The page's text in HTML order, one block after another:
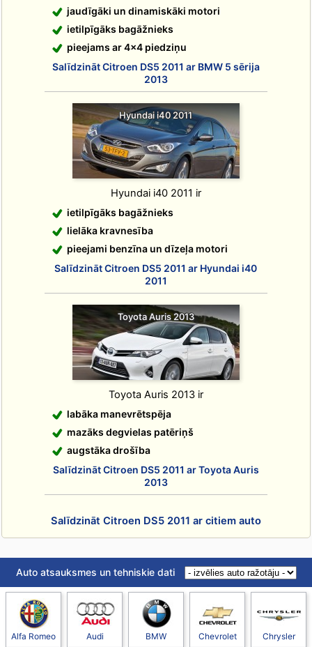
jaudīgāki un dinamiskāki motori
ietilpīgāks bagāžnieks
pieejams ar 4x4 piedziņu
Salīdzināt Citroen DS5 2011 ar BMW 5 sērija
2013
Hyundai i40 2011
Hyundai i40 2011 ir
ietilpīgāks bagāžnieks
lielāka kravnesība
pieejami benzīna un dīzeļa motori
Salīdzināt Citroen DS5 2011 ar Hyundai i40
2011
Toyota Auris 2013
Toyota Auris 2013 ir
labāka manevrētspēja
mazāks degvielas patēriņš
augstāka drošība
Salīdzināt Citroen DS5 2011 ar Toyota Auris
2013
Salīdzināt Citroen DS5 2011 ar citiem auto
Auto atsauksmes un tehniskie dati
Alfa Romeo Audi BMW Chevrolet Chrysler